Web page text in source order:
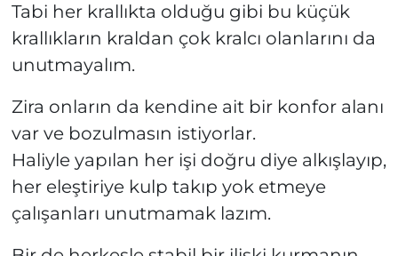
Tabi her krallıkta olduğu gibi bu küçük
krallıkların kraldan çok kralcı olanlarını da
unutmayalım.
Zira onların da kendine ait bir konfor alanı
var ve bozulmasın istiyorlar.
Haliyle yapılan her işi doğru diye alkışlayıp,
her eleştiriye kulp takıp yok etmeye
çalışanları unutmamak lazım.